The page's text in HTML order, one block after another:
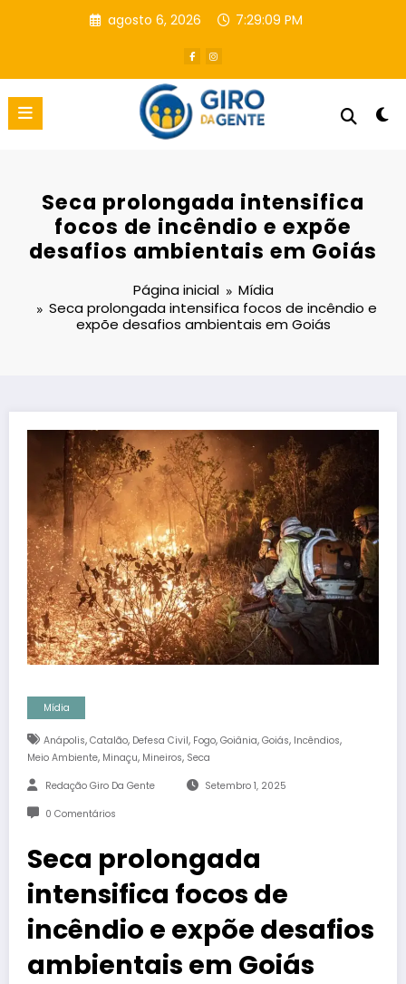
agosto 6, 2026 7:29:09 PM
Seca prolongada intensifica
focos de incêndio e expõe
desafios ambientais em Goiás
Página inicial
Mídia
Seca prolongada intensifica focos de incêndio e
expõe desafios ambientais em Goiás
Mídia
Anápolis, Catalão, Defesa Civil, Fogo, Goiânia, Goiás, Incêndios,
Meio Ambiente, Minaçu, Mineiros, Seca
Redação Giro Da Gente Setembro 1, 2025
0 Comentários
Seca prolongada
intensifica focos de
incêndio e expõe desafios
ambientais em Goiás